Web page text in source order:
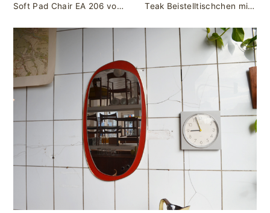
Soft Pad Chair EA 206 von Charles & Ray Eames für Herman Miller / Vitra Teak Beistelltischchen mit Zeitungsablage / BR Gelstedt, Denmark